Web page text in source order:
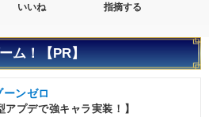
いいね 指摘する
ム！【PR】
ンゼロ
アプデで強キャラ実装！】